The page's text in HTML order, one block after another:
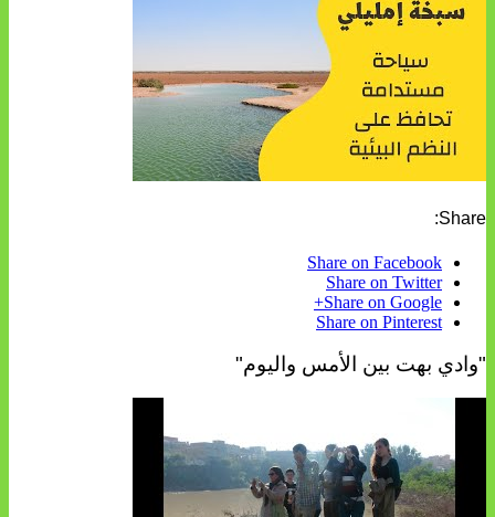
Share:
Share on Facebook
Share on Twitter
Share on Google+
Share on Pinterest
"وادي بهت بين الأمس واليوم"